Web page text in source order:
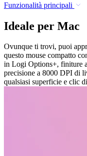
Funzionalità principali
Ideale per Mac
Ovunque ti trovi, puoi
questo mouse compatto
in Logi Options+, finiture
precisione a 8000 DPI di
qualsiasi superficie e clic